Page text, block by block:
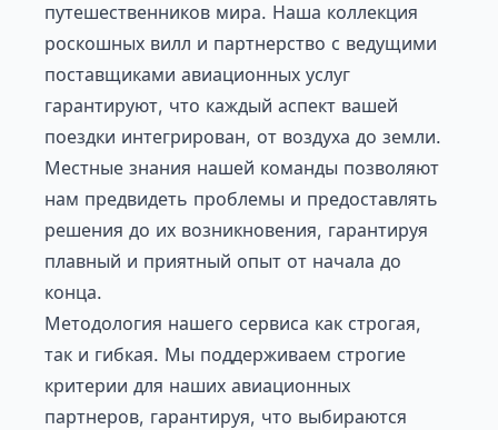
путешественников мира. Наша коллекция
роскошных вилл и партнерство с ведущими
поставщиками авиационных услуг
гарантируют, что каждый аспект вашей
поездки интегрирован, от воздуха до земли.
Местные знания нашей команды позволяют
нам предвидеть проблемы и предоставлять
решения до их возникновения, гарантируя
плавный и приятный опыт от начала до
конца.
Методология нашего сервиса как строгая,
так и гибкая. Мы поддерживаем строгие
критерии для наших авиационных
партнеров, гарантируя, что выбираются